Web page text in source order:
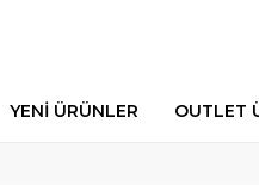
YENİ ÜRÜNLER OUTLET